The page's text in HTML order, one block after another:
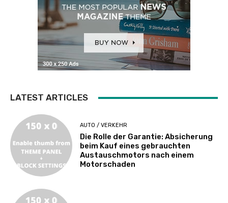
LATEST ARTICLES
AUTO / VERKEHR
Die Rolle der Garantie: Absicherung
beim Kauf eines gebrauchten
Austauschmotors nach einem
Motorschaden